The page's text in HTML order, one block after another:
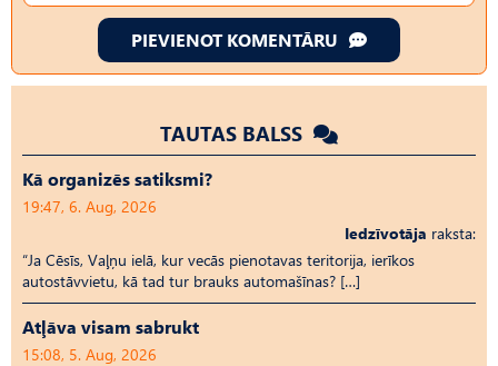
PIEVIENOT KOMENTĀRU
TAUTAS BALSS
Kā organizēs satiksmi?
19:47, 6. Aug, 2026
Iedzīvotāja raksta:
“Ja Cēsīs, Vaļņu ielā, kur vecās pienotavas teritorija, ierīkos
autostāvvietu, kā tad tur brauks automašīnas? […]
Atļāva visam sabrukt
15:08, 5. Aug, 2026